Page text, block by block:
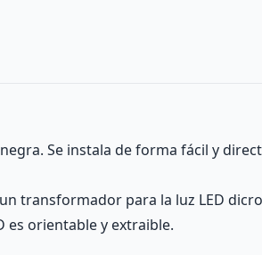
Se instala de forma fácil y
transformador para la luz LED
es orientable y extraible.